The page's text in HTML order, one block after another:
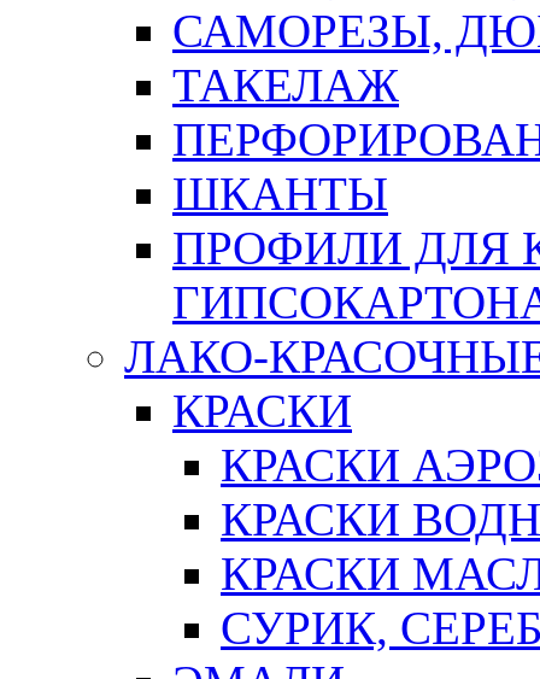
САМОРЕЗЫ,
ТАКЕЛАЖ
ШКАНТЫ
ПРОФИЛИ ДЛЯ
ЛАКО-
КРАСКИ
КРАСКИ
КРАСКИ
КРАСКИ
СУРИК,